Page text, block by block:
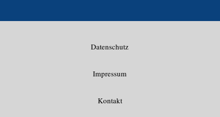
Datenschutz
Impressum
Kontakt